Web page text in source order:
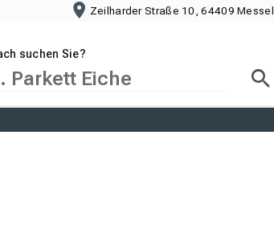
Zeilharder Straße 10, 64409 Messel
suchen Sie?